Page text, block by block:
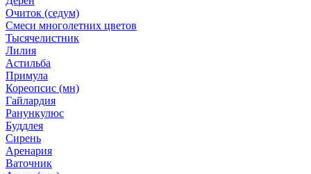
Очиток (седум)
Смеси многолетних цветов
Тысячелистник
Лилия
Астильба
Примула
Кореопсис (мн)
Гайлардия
Ранункулюс
Буддлея
Сирень
Аренария
Ваточник